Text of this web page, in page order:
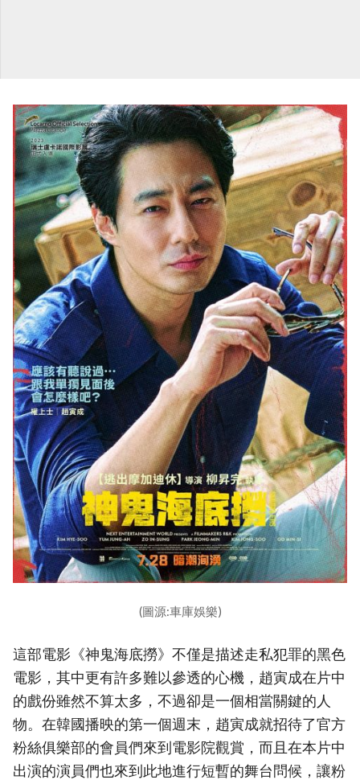
(圖源:車庫娛樂)
這部電影《神鬼海底撈》不僅是描述走私犯罪的黑色
電影，其中更有許多難以參透的心機，趙寅成在片中
的戲份雖然不算太多，不過卻是一個相當關鍵的人
物。在韓國播映的第一個週末，趙寅成就招待了官方
粉絲俱樂部的會員們來到電影院觀賞，而且在本片中
出演的演員們也來到此地進行短暫的舞台問候，讓粉